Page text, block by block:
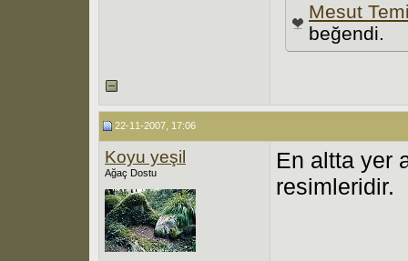
Mesut
beğendi.
22-11-2007, 17:06
Koyu yeşil
Ağaç Dostu
En altta yer
resimleridir.